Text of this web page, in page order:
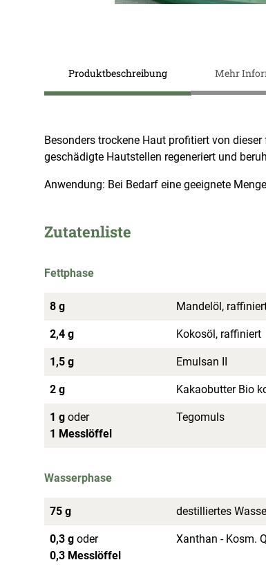
Bildergalerie
Produktbeschreibung
Besonders trockene Haut profitiert von
geschädigte Hautstellen regeneriert und
Anwendung: Bei Bedarf eine geeignete
Zutatenliste
Fettphase
8 g Mandelöl,
2,4 g Kokosöl, raffiniert
1,5 g Emulsan II
2 g Kakaobutter Bio
1 g oder
1 Messlöffel
Tegomuls
Wasserphase
75 g destilliertes
0,3 g oder
0,3 Messlöffel
Xanthan - Kosm.
Mehr